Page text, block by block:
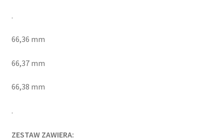
.
66,36 mm
66,37 mm
66,38 mm
.
ZESTAW ZAWIERA: